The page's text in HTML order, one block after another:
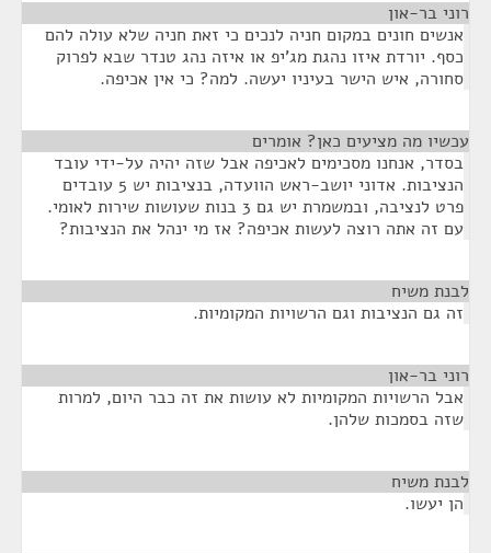
רוני בר-און
אנשים חונים במקום חניה לנכים כי זאת חניה שלא עולה להם
כסף. יורדת איזו נהגת מג'יפ או איזה נהג טנדר שבא לפרוק
סחורה, איש הישר בעיניו יעשה. למה? כי אין אכיפה.
עכשיו מה מציעים כאן? אומרים
בסדר, אנחנו מסכימים לאכיפה אבל שזה יהיה על-ידי עובד
הנציבות. אדוני יושב-ראש הוועדה, בנציבות יש 5 עובדים
פרט לנציבה, ובמשמרת יש גם 3 בנות שעושות שירות לאומי.
עם זה אתה רוצה לעשות אכיפה? אז מי ינהל את הנציבות?
לבנת משיח
זה גם הנציבות וגם הרשויות המקומיות.
רוני בר-און
אבל הרשויות המקומיות לא עושות את זה כבר היום, למרות
שזה בסמכות שלהן.
לבנת משיח
הן יעשו.